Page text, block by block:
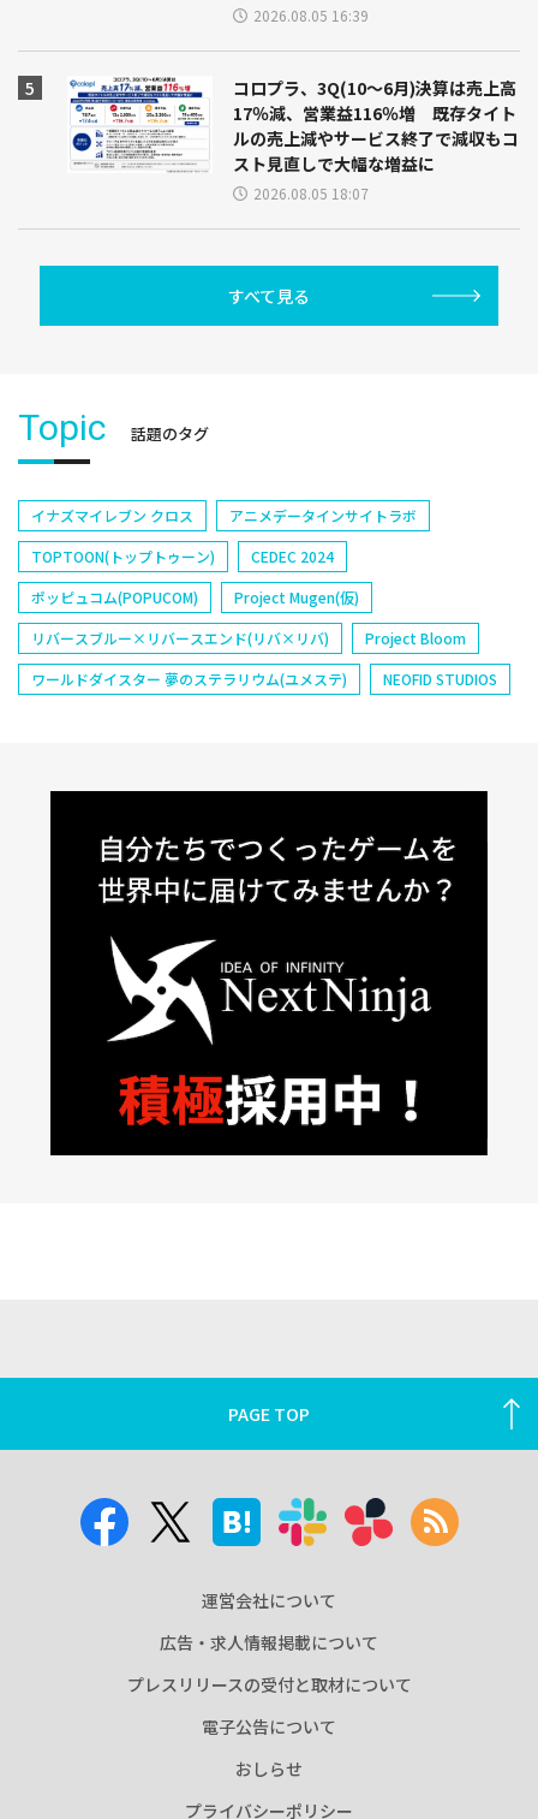
2026.08.05 16:39
コロプラ、3Q(10～6月)決算は売上高
17％減、営業益116％増 既存タイト
ルの売上減やサービス終了で減収もコ
スト見直しで大幅な増益に
2026.08.05 18:07
すべて見る
Topic 話題のタグ
イナズマイレブン クロス
アニメデータインサイトラボ
TOPTOON(トップトゥーン)
CEDEC 2024
ポッピュコム(POPUCOM)
Project Mugen(仮)
リバースブルー×リバースエンド(リバ×リバ)
Project Bloom
ワールドダイスター 夢のステラリウム(ユメステ)
NEOFID STUDIOS
PAGE TOP
運営会社について
広告・求人情報掲載について
プレスリリースの受付と取材について
電子公告について
おしらせ
プライバシーポリシー